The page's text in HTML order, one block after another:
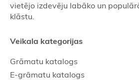
vietējo izdevēju labāko un
klāstu.
Veikala kategorijas
Grāmatu katalogs
E-grāmatu katalogs